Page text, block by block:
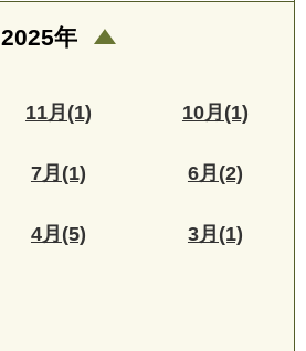
2025年
11月(1) 10月(1)
7月(1) 6月(2)
4月(5) 3月(1)